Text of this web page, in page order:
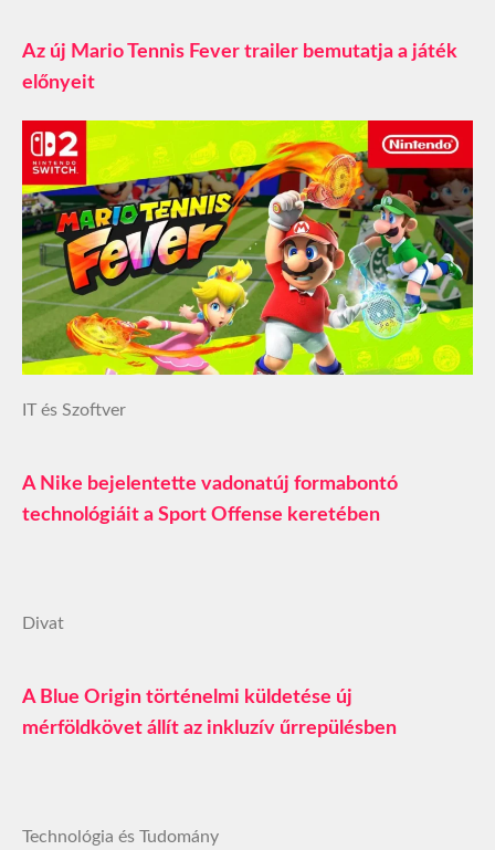
Az új Mario Tennis Fever trailer bemutatja a játék
előnyeit
IT és Szoftver
A Nike bejelentette vadonatúj formabontó
technológiáit a Sport Offense keretében
Divat
A Blue Origin történelmi küldetése új
mérföldkövet állít az inkluzív űrrepülésben
Technológia és Tudomány